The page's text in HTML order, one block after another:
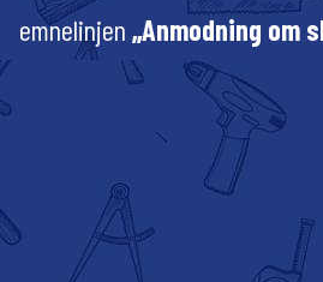
emnelinjen „Anmodning om